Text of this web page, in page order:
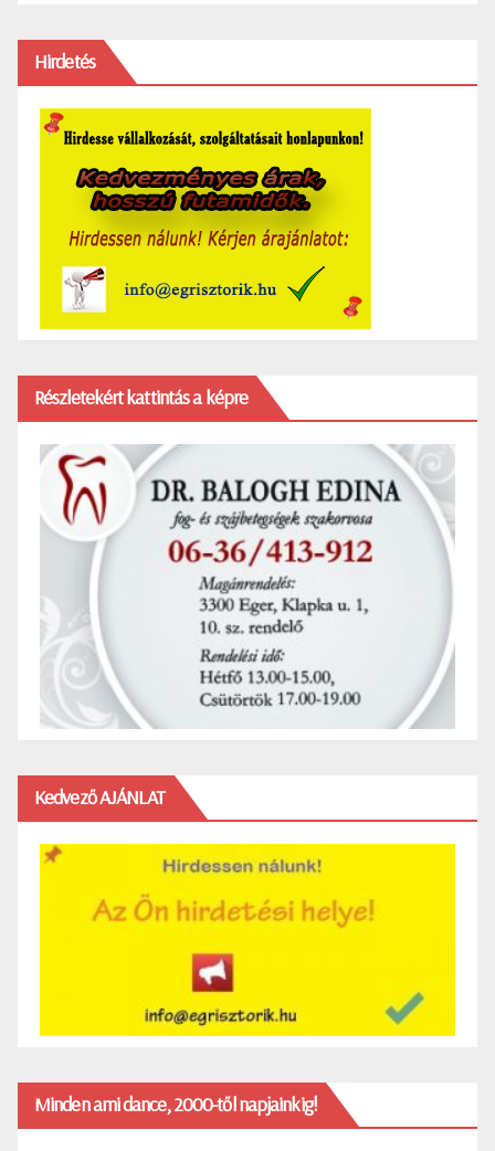
Hirdetés
Részletekért kattintás a képre
Kedvező AJÁNLAT
Minden ami dance, 2000-től napjainkig!